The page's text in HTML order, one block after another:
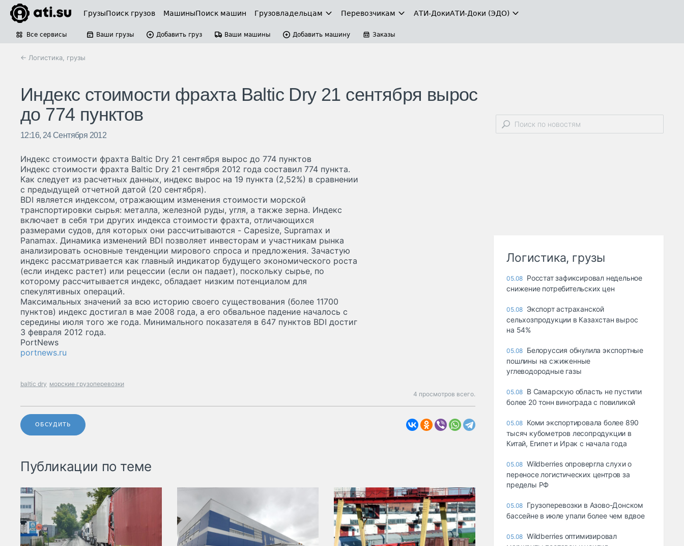
ГрузыПоиск грузов МашиныПоиск машин Грузовладельцам Перевозчикам АТИ-ДокиАТИ-Доки (ЭДО)
Все сервисы Ваши грузы Добавить груз Ваши машины Добавить машину Заказы
← Логистика, грузы
Индекс стоимости фрахта Baltic Dry 21 сентября вырос
до 774 пунктов
12:16, 24 Сентября 2012
Индекс стоимости фрахта Baltic Dry 21 сентября вырос до 774 пунктов
Индекс стоимости фрахта Baltic Dry 21 сентября 2012 года составил 774 пункта.
Как следует из расчетных данных, индекс вырос на 19 пункта (2,52%) в сравнении
с предыдущей отчетной датой (20 сентября).
BDI является индексом, отражающим изменения стоимости морской
транспортировки сырья: металла, железной руды, угля, а также зерна. Индекс
включает в себя три других индекса стоимости фрахта, отличающихся
размерами судов, для которых они рассчитываются - Capesize, Supramax и
Panamax. Динамика изменений BDI позволяет инвесторам и участникам рынка
анализировать основные тенденции мирового спроса и предложения. Зачастую
индекс рассматривается как главный индикатор будущего экономического роста
(если индекс растет) или рецессии (если он падает), поскольку сырье, по
которому рассчитывается индекс, обладает низким потенциалом для
спекулятивных операций.
Максимальных значений за всю историю своего существования (более 11700
пунктов) индекс достигал в мае 2008 года, а его обвальное падение началось с
середины июля того же года. Минимального показателя в 647 пунктов BDI достиг
3 февраля 2012 года.
PortNews
portnews.ru
baltic dry морские грузоперевозки
4 просмотров всего.
ОБСУДИТЬ
Публикации по теме
Логистика, грузы
05.08 Росстат зафиксировал недельное
снижение потребительских цен
05.08 Экспорт астраханской
сельхозпродукции в Казахстан вырос
на 54%
05.08 Белоруссия обнулила экспортные
пошлины на сжиженные
углеводородные газы
05.08 В Самарскую область не пустили
более 20 тонн винограда с повиликой
05.08 Коми экспортировала более 890
тысяч кубометров лесопродукции в
Китай, Египет и Ирак с начала года
05.08 Wildberries опровергла слухи о
переносе логистических центров за
пределы РФ
05.08 Грузоперевозки в Азово-Донском
бассейне в июле упали более чем вдвое
05.08 Wildberries оптимизировал